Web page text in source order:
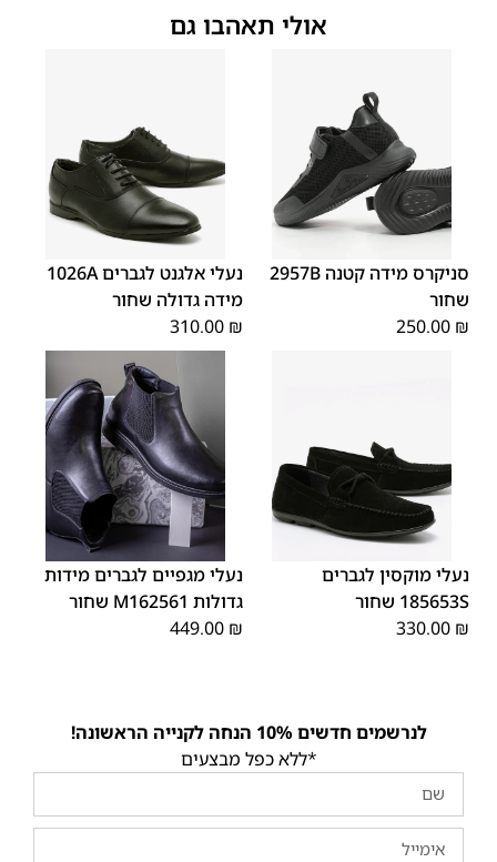
אולי תאהבו גם
סניקרס מידה קטנה 2957B
שחור
250.00 ₪
נעלי אלגנט לגברים 1026A
מידה גדולה שחור
310.00 ₪
נעלי מוקסין לגברים
185653S שחור
330.00 ₪
47
48
נעלי מגפיים לגברים מידות
גדולות M162561 שחור
449.00 ₪
לנרשמים חדשים 10% הנחה לקנייה הראשונה!
*ללא כפל מבצעים